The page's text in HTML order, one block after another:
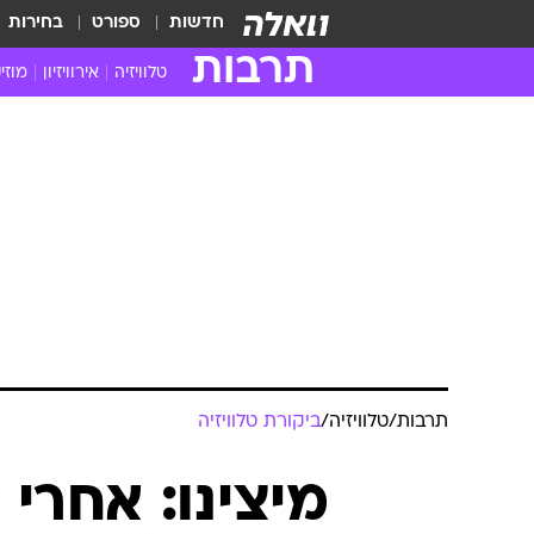
חדשות ספורט בחירות
תרבות טלוויזיה אירוויזיון
תרבות/טלוויזיה/ביקורת טלוויזיה
מיצינו: